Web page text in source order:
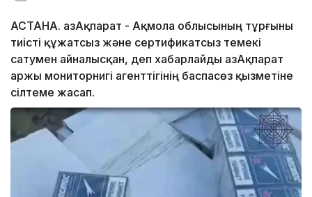
АСТАНА. ҚазАқпарат - Ақмола облысының тұрғыны
тиісті құжатсыз және сертификатсыз темекі
сатумен айналысқан, деп хабарлайды ҚазАқпарат
Қаржы мониторнигі агенттігінің баспасөз қызметіне
сілтеме жасап.